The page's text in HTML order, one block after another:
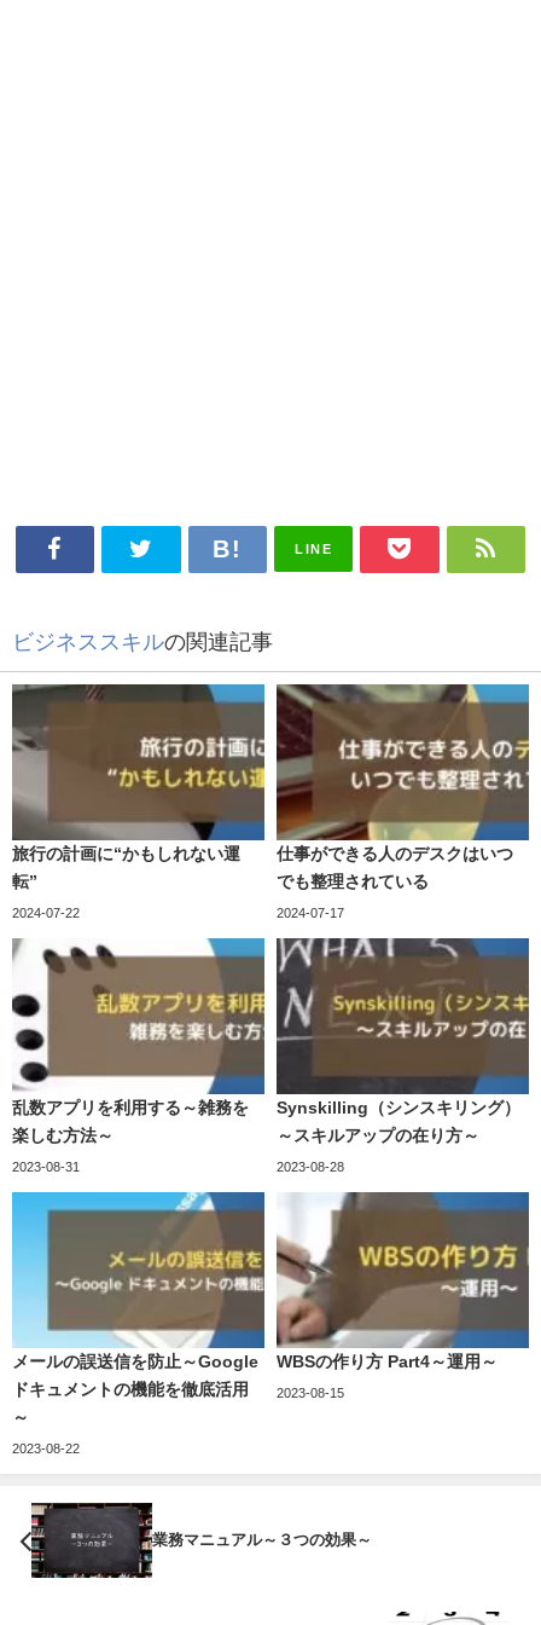
LINE
ビジネススキルの関連記事
旅行の計画に“かもしれない運
転”
2024-07-22
仕事ができる人のデスクはいつ
でも整理されている
2024-07-17
乱数アプリを利用する～雑務を
楽しむ方法～
2023-08-31
Synskilling（シンスキリング）
～スキルアップの在り方～
2023-08-28
メールの誤送信を防止～Google
ドキュメントの機能を徹底活用
～
2023-08-22
WBSの作り方 Part4～運用～
2023-08-15
業務マニュアル～３つの効果～